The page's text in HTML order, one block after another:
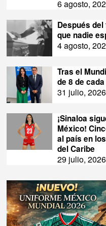
6 agosto,
Después
que nadie
4 agosto,
Tras el
de 8 de
31 julio, 2026
¡Sinaloa
México!
al país en
del Caribe
29 julio, 2026